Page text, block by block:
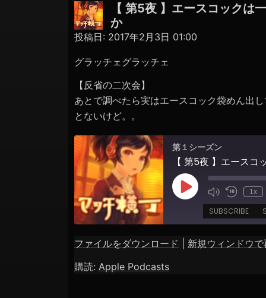
【 第5夜 】エースコックは
か
投稿日: 2017年2月3日 01:00
グラッチェグラッチェ
【反省の二次会】
あとで調べたら実はエースコック袋めん出
とないけど。。
第１シーズン
Play
Episode
1x
SUBSCRIBE
Apple Podcasts
SHARE
ファイルをダウンロード
新規ウィンドウで
購読: Apple Podcasts